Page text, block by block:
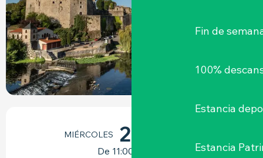
Fin de
100%
Estancia
Estancia
HORARIOS Y DATOS DE CONTACTO
MIÉRCOLES 26
De 11:00 a 12:30